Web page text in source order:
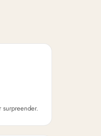
surpreender.